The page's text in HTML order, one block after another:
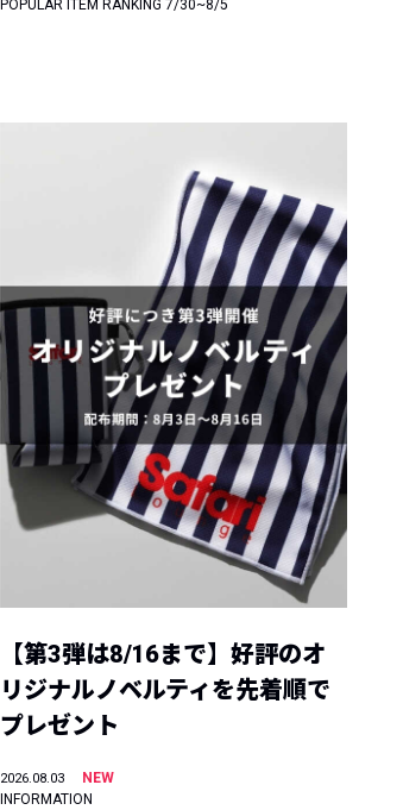
POPULAR ITEM RANKING 7/30~8/5
【第3弾は8/16まで】好評のオ
リジナルノベルティを先着順で
プレゼント
2026.08.03
NEW
INFORMATION